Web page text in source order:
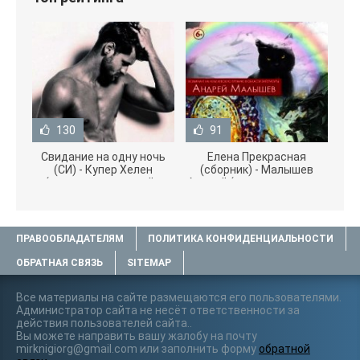
130
Свидание на одну ночь
(СИ) - Купер Хелен
(читать книги онлайн
91
Елена Прекрасная
(сборник) - Малышев
Андрей (книги полностью
ПРАВООБЛАДАТЕЛЯМ ПОЛИТИКА КОНФИДЕНЦИАЛЬНОСТИ
ОБРАТНАЯ СВЯЗЬ SITEMAP
Все материалы на сайте размещаются его пользователями.
Администратор сайта не несёт ответственности за
действия пользователей сайта..
Вы можете направить вашу жалобу на почту
mirknigiorg@gmail.com или заполнить форму обратной